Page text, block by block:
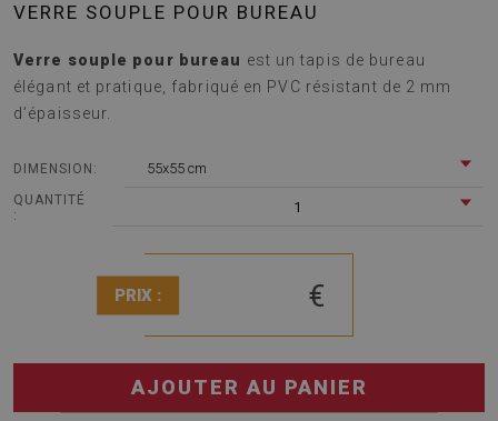
VERRE SOUPLE POUR BUREAU
Verre souple pour bureau est un tapis de bureau
élégant et pratique, fabriqué en PVC résistant de 2 mm
d’épaisseur.
DIMENSION: 55x55 cm
QUANTITÉ
:
1
PRIX : €
AJOUTER AU PANIER